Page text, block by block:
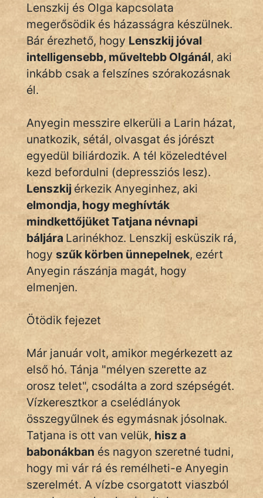
Lenszkij és Olga kapcsolata
megerősödik és házasságra készülnek.
Bár érezhető, hogy Lenszkij jóval
intelligensebb, műveltebb Olgánál, aki
inkább csak a felszínes szórakozásnak
él.
Anyegin messzire elkerüli a Larin házat,
unatkozik, sétál, olvasgat és jórészt
egyedül biliárdozik. A tél közeledtével
kezd befordulni (depressziós lesz).
Lenszkij érkezik Anyeginhez, aki
elmondja, hogy meghívták
mindkettőjüket Tatjana névnapi
báljára Larinékhoz. Lenszkij esküszik rá,
hogy szűk körben ünnepelnek, ezért
Anyegin rászánja magát, hogy
elmenjen.
Ötödik fejezet
Már január volt, amikor megérkezett az
első hó. Tánja "mélyen szerette az
orosz telet", csodálta a zord szépségét.
Vízkeresztkor a cselédlányok
összegyűlnek és egymásnak jósolnak.
Tatjana is ott van velük, hisz a
babonákban és nagyon szeretné tudni,
hogy mi vár rá és remélheti-e Anyegin
szerelmét. A vízbe csorgatott viaszból